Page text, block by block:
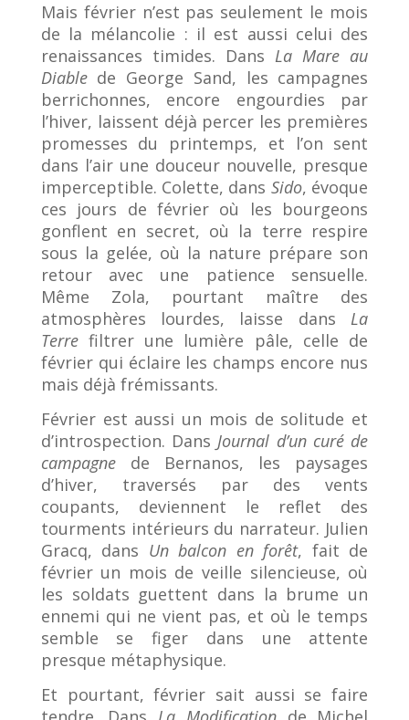
Mais février n’est pas seulement le mois
de la mélancolie : il est aussi celui des
renaissances timides. Dans La Mare au
Diablede George Sand, les campagnes
berrichonnes, encore engourdies par
l’hiver, laissent déjà percer les premières
promesses du printemps, et l’on sent
dans l’air une douceur nouvelle, presque
imperceptible. Colette, dans Sido, évoque
ces jours de février où les bourgeons
gonflent en secret, où la terre respire
sous la gelée, où la nature prépare son
retour avec une patience sensuelle.
Même Zola, pourtant maître des
atmosphères lourdes, laisse dans La
Terrefiltrer une lumière pâle, celle de
février qui éclaire les champs encore nus
mais déjà frémissants.
Février est aussi un mois de solitude et
d’introspection. Dans Journal d’un curé de
campagnede Bernanos, les paysages
d’hiver, traversés par des vents
coupants, deviennent le reflet des
tourments intérieurs du narrateur. Julien
Gracq, dans Un balcon en forêt, fait de
février un mois de veille silencieuse, où
les soldats guettent dans la brume un
ennemi qui ne vient pas, et où le temps
semble se figer dans une attente
presque métaphysique.
Et pourtant, février sait aussi se faire